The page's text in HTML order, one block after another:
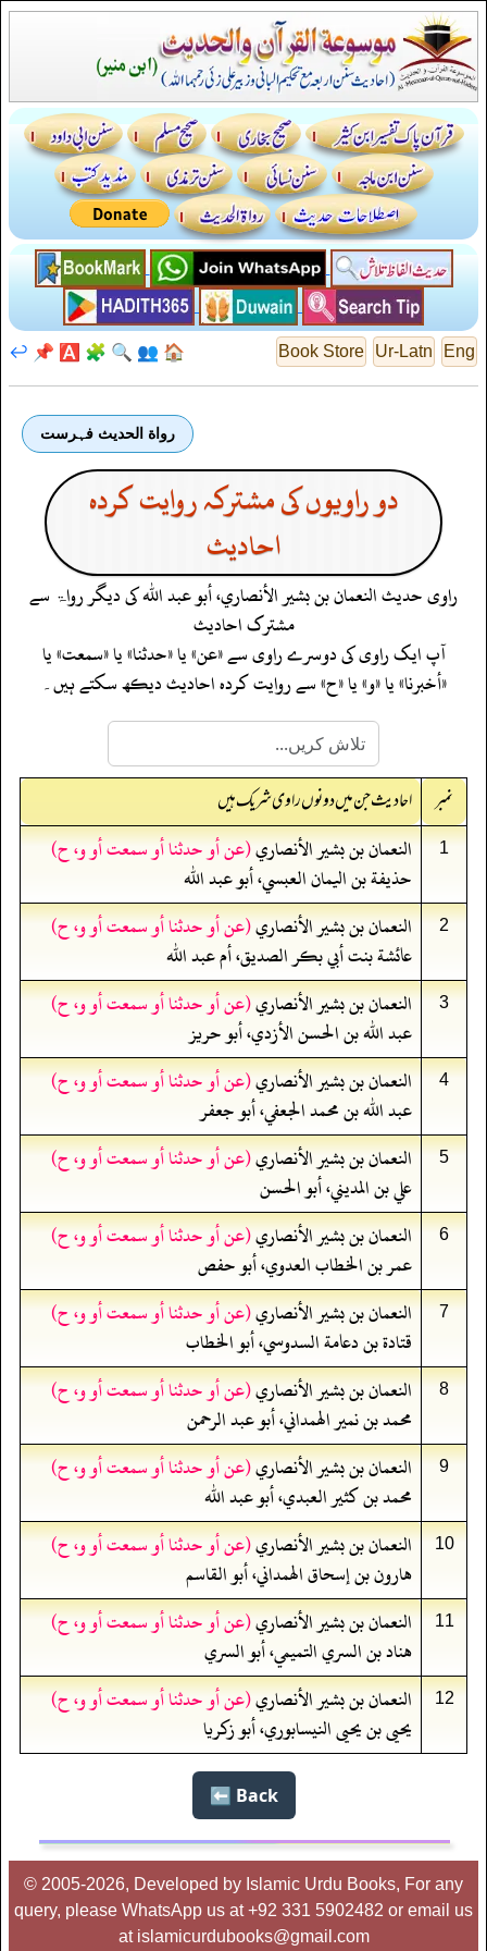
Eng
Ur-Latn
Book Store
🏠
👥
🔍
🧩
🅰️
📌
↩️
رواة الحديث فہرست
دو راویوں کی مشترکہ روایت کردہ
احادیث
راوی حدیثالنعمان بن بشير الأنصاري، أبو عبد اللهکی دیگر رواۃ سے
مشترک احادیث
آپ ایک راوی کی دوسرے راوی سے «عن» یا «حدثنا» یا «سمعت» یا
«أخبرنا» یا «و» یا «ح» سے روایت کردہ احادیث دیکھ سکتے ہیں۔
نمبر احادیث جن میں دونوں راوی شریک ہیں
1 النعمان بن بشير الأنصاري(عن أو حدثنا أو سمعت أو و، ح)
حذيفة بن اليمان العبسي، أبو عبد الله
2 النعمان بن بشير الأنصاري(عن أو حدثنا أو سمعت أو و، ح)
عائشة بنت أبي بكر الصديق، أم عبد الله
3 النعمان بن بشير الأنصاري(عن أو حدثنا أو سمعت أو و، ح)
عبد الله بن الحسن الأزدي، أبو حريز
4 النعمان بن بشير الأنصاري(عن أو حدثنا أو سمعت أو و، ح)
عبد الله بن محمد الجعفي، أبو جعفر
5 النعمان بن بشير الأنصاري(عن أو حدثنا أو سمعت أو و، ح)
علي بن المديني، أبو الحسن
6 النعمان بن بشير الأنصاري(عن أو حدثنا أو سمعت أو و، ح)
عمر بن الخطاب العدوي، أبو حفص
7 النعمان بن بشير الأنصاري(عن أو حدثنا أو سمعت أو و، ح)
قتادة بن دعامة السدوسي، أبو الخطاب
8 النعمان بن بشير الأنصاري(عن أو حدثنا أو سمعت أو و، ح)
محمد بن نمير الهمداني، أبو عبد الرحمن
9 النعمان بن بشير الأنصاري(عن أو حدثنا أو سمعت أو و، ح)
محمد بن كثير العبدي، أبو عبد الله
10 النعمان بن بشير الأنصاري(عن أو حدثنا أو سمعت أو و، ح)
هارون بن إسحاق الهمداني، أبو القاسم
11 النعمان بن بشير الأنصاري(عن أو حدثنا أو سمعت أو و، ح)
هناد بن السري التميمي، أبو السري
12 النعمان بن بشير الأنصاري(عن أو حدثنا أو سمعت أو و، ح)
يحيى بن يحيى النيسابوري، أبو زكريا
Back ⬅️
© 2005-2026, Developed by Islamic Urdu Books, For any
query, please WhatsApp us at +92 331 5902482 or email us
at islamicurdubooks@gmail.com